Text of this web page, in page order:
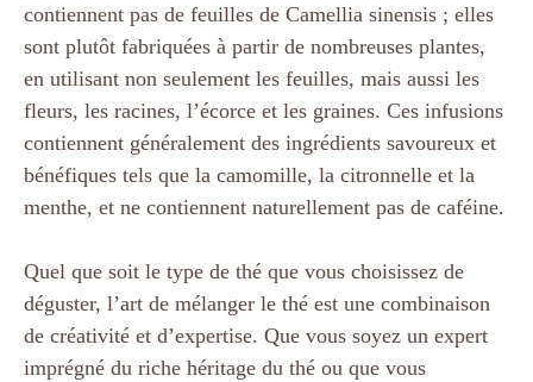
contiennent pas de feuilles de Camellia sinensis ; elles
sont plutôt fabriquées à partir de nombreuses plantes,
en utilisant non seulement les feuilles, mais aussi les
fleurs, les racines, l’écorce et les graines. Ces infusions
contiennent généralement des ingrédients savoureux et
bénéfiques tels que la camomille, la citronnelle et la
menthe, et ne contiennent naturellement pas de caféine.
Quel que soit le type de thé que vous choisissez de
déguster, l’art de mélanger le thé est une combinaison
de créativité et d’expertise. Que vous soyez un expert
imprégné du riche héritage du thé ou que vous